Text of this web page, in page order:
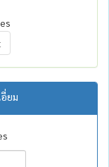
ยม